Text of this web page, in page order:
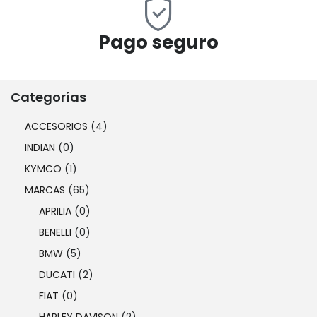
Pago seguro
Categorías
ACCESORIOS (4)
INDIAN (0)
KYMCO (1)
MARCAS (65)
APRILIA (0)
BENELLI (0)
BMW (5)
DUCATI (2)
FIAT (0)